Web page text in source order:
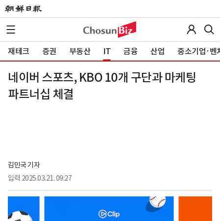
재테크 증권 부동산 IT 금융 산업 중소기업·벤
네이버 스포츠, KBO 10개 구단과 마케팅
파트너십 체결
김민국 기자
입력 2025.03.21. 09:27